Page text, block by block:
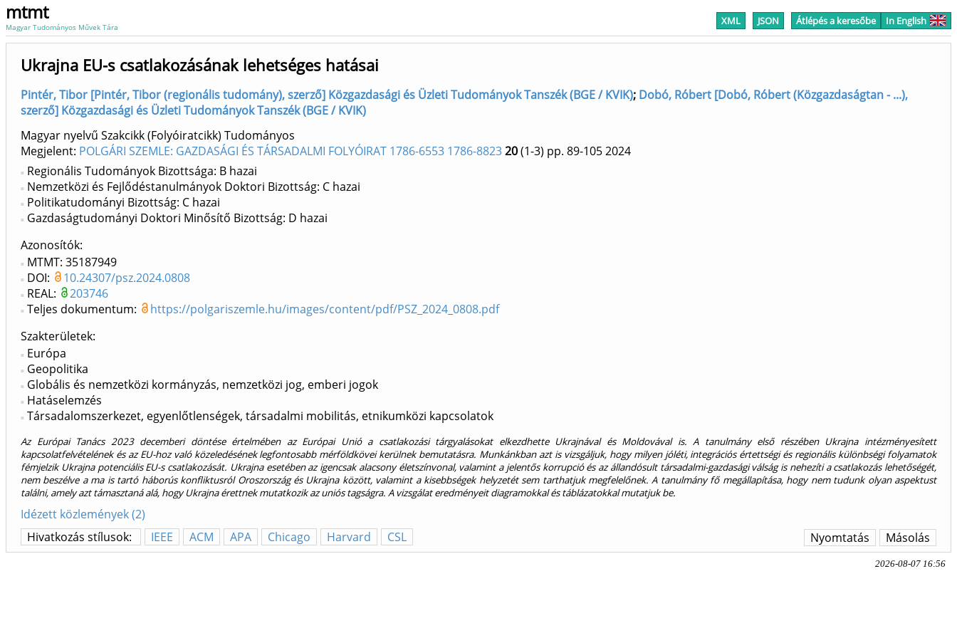
mtmt
Magyar Tudományos Művek Tára XML JSON Átlépés a keresőbe In English
Ukrajna EU-s csatlakozásának lehetséges hatásai
Pintér, Tibor [Pintér, Tibor (regionális tudomány), szerző] Közgazdasági és Üzleti Tudományok Tanszék (BGE / KVIK); Dobó, Róbert [Dobó, Róbert (Közgazdaságtan - ...),
szerző] Közgazdasági és Üzleti Tudományok Tanszék (BGE / KVIK)
Magyar nyelvű Szakcikk (Folyóiratcikk) Tudományos
Megjelent: POLGÁRI SZEMLE: GAZDASÁGI ÉS TÁRSADALMI FOLYÓIRAT 1786-6553 1786-882320(1-3) pp. 89-1052024
Regionális Tudományok Bizottsága: B hazai
Nemzetközi és Fejlődéstanulmányok Doktori Bizottság: C hazai
Politikatudományi Bizottság: C hazai
Gazdaságtudományi Doktori Minősítő Bizottság: D hazai
Azonosítók
MTMT: 35187949
DOI:
10.24307/psz.2024.0808
REAL:
203746
Teljes dokumentum:
https://polgariszemle.hu/images/content/pdf/PSZ_2024_0808.pdf
Szakterületek:
Európa
Geopolitika
Globális és nemzetközi kormányzás, nemzetközi jog, emberi jogok
Hatáselemzés
Társadalomszerkezet, egyenlőtlenségek, társadalmi mobilitás, etnikumközi kapcsolatok
Az Európai Tanács 2023 decemberi döntése értelmében az Európai Unió a csatlakozási tárgyalásokat elkezdhette Ukrajnával és Moldovával is. A tanulmány első részében Ukrajna intézményesített
kapcsolatfelvételének és az EU-hoz való közeledésének legfontosabb mérföldkövei kerülnek bemutatásra. Munkánkban azt is vizsgáljuk, hogy milyen jóléti, integrációs értettségi és regionális különbségi folyamatok
fémjelzik Ukrajna potenciális EU-s csatlakozását. Ukrajna esetében az igencsak alacsony életszínvonal, valamint a jelentős korrupció és az állandósult társadalmi-gazdasági válság is nehezíti a csatlakozás lehetőségét,
nem beszélve a ma is tartó háborús konfliktusról Oroszország és Ukrajna között, valamint a kisebbségek helyzetét sem tarthatjuk megfelelőnek. A tanulmány fő megállapítása, hogy nem tudunk olyan aspektust
találni, amely azt támasztaná alá, hogy Ukrajna érettnek mutatkozik az uniós tagságra. A vizsgálat eredményeit diagramokkal és táblázatokkal mutatjuk be.
Idézett közlemények (2)
Hivatkozás stílusok:
IEEE ACM APA Chicago Harvard CSL Másolás
Nyomtatás
2026-08-07 16:56